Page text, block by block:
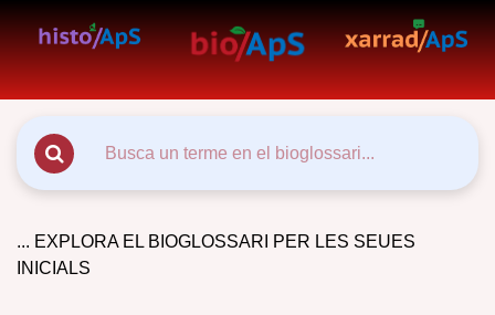
... EXPLORA EL BIOGLOSSARI PER LES SEUES
INICIALS